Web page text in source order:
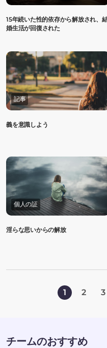
15年続いた性的依存から解放され、
婚生活が回復された
記事
義を意識しよう
個人の証
淫らな思いからの解放
1 2 3
チームのおすすめ